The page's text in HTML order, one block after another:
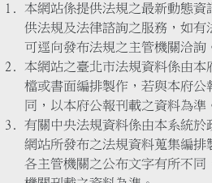
本網站係提供法規之最新動態資
供法規及法律諮詢之服務，如有
可逕向發布法規之主管機關洽詢
本網站之臺北市法規資料係由本
檔或書面編排製作，若與本府公
同，以本府公報刊載之資料為準
有關中央法規資料係由本系統於
網站所發布之法規資料蒐集編排
各主管機關之公布文字有所不同